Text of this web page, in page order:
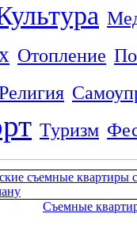
Отопление
Туризм
Съемные